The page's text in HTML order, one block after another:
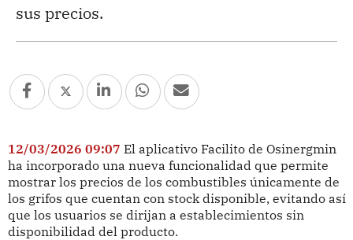
sus precios.
12/03/2026 09:07 El aplicativo Facilito de Osinergmin
ha incorporado una nueva funcionalidad que permite
mostrar los precios de los combustibles únicamente de
los grifos que cuentan con stock disponible, evitando así
que los usuarios se dirijan a establecimientos sin
disponibilidad del producto.